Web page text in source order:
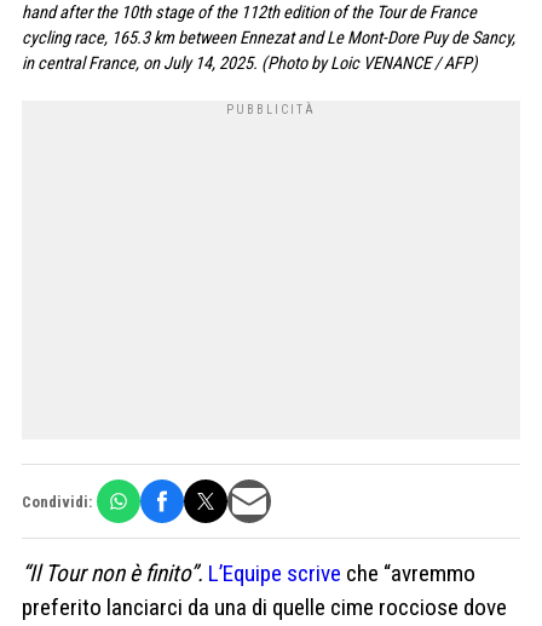
hand after the 10th stage of the 112th edition of the Tour de France
cycling race, 165.3 km between Ennezat and Le Mont-Dore Puy de Sancy,
in central France, on July 14, 2025. (Photo by Loic VENANCE / AFP)
Condividi:
“Il Tour non è finito”. L’Equipe scrive che “avremmo
preferito lanciarci da una di quelle cime rocciose dove